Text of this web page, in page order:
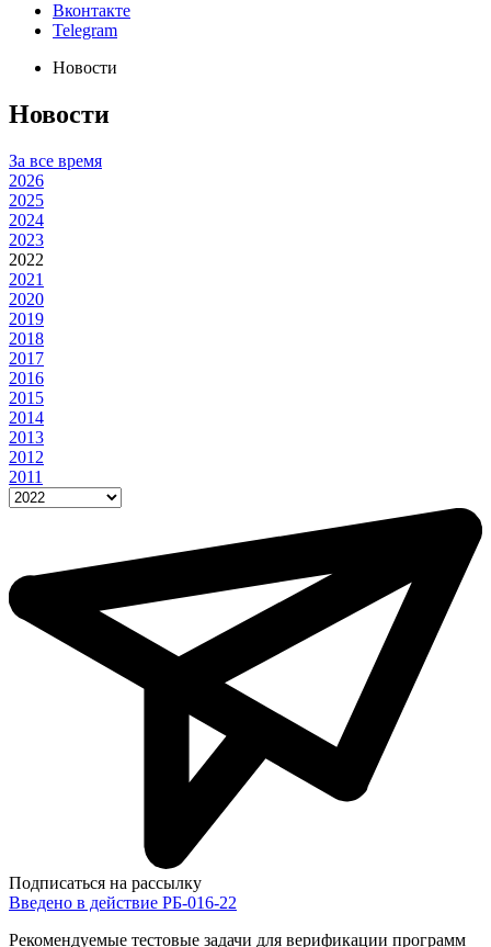
Вконтакте
Telegram
Новости
Новости
За все время
2026
2025
2024
2023
2022
2021
2020
2019
2018
2017
2016
2015
2014
2013
2012
2011
Подписаться на рассылку
Введено в действие РБ-016-22
Рекомендуемые тестовые задачи для верификации программ